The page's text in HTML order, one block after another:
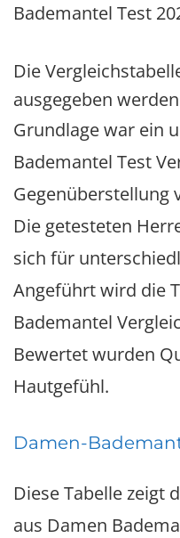
Bademantel Test
Die
ausgegeben
Grundlage war ein
Bademantel Test
Gegenüberstellung
Die getesteten
sich für
Angeführt wird die
Bademantel
Bewertet wurden
Hautgefühl.
Damen-
Diese Tabelle zeigt
aus Damen